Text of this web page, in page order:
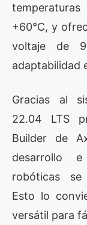
+60°C, y
voltaje de
adaptabilidad
Gracias al
22.04 LTS
Builder de
desarrollo
robóticas se
Esto lo
versátil para